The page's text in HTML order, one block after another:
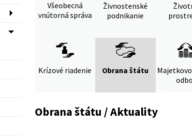
Všeobecná
vnútorná správa
Živnostenské
podnikanie
Krízové riadenie Obrana štátu
Obrana štátu / Aktuality